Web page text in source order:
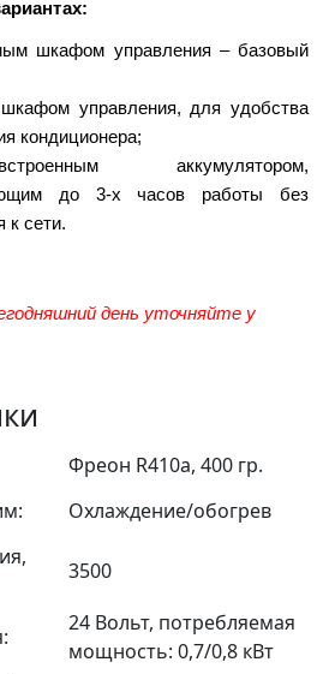
шкафом управления – базовый
управления, для удобства
кондиционера;
аккумулятором,
до 3-х часов работы без
к сети.
день уточняйте у
Фреон R410a, 400 гр.
Охлаждение/обогрев
3500
24 Вольт, потребляемая
мощность: 0,7/0,8 кВт